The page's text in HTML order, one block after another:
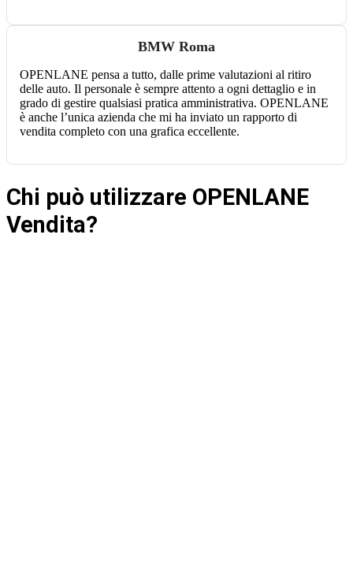
BMW Roma
OPENLANE pensa a tutto, dalle prime valutazioni al ritiro
delle auto. Il personale è sempre attento a ogni dettaglio e in
grado di gestire qualsiasi pratica amministrativa. OPENLANE
è anche l’unica azienda che mi ha inviato un rapporto di
vendita completo con una grafica eccellente.
Chi può utilizzare OPENLANE
Vendita?